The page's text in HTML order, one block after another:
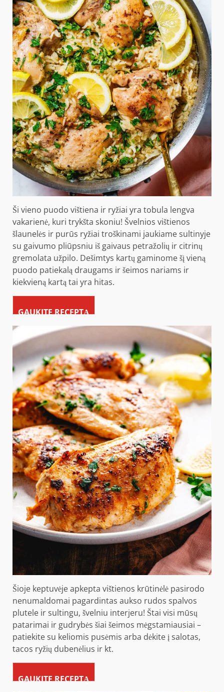
Ši vieno puodo vištiena ir ryžiai yra tobula lengva
vakarienė, kuri trykšta skoniu! Švelnios vištienos
šlaunelės ir purūs ryžiai troškinami jaukiame sultinyje
su gaivumo pliūpsniu iš gaivaus petražolių ir citrinų
gremolata užpilo. Dešimtys kartų gaminome šį vieną
puodo patiekalą draugams ir šeimos nariams ir
kiekvieną kartą tai yra hitas.
GAUKITE RECEPTĄ
Šioje keptuvėje apkepta vištienos krūtinėlė pasirodo
nenumaldomai pagardintas aukso rudos spalvos
plutele ir sultingu, švelniu interjeru! Štai visi mūsų
patarimai ir gudrybės šiai šeimos mėgstamiausiai –
patiekite su keliomis pusėmis arba dėkite į salotas,
tacos ryžių dubenėlius ir kt.
GAUKITE RECEPTĄ